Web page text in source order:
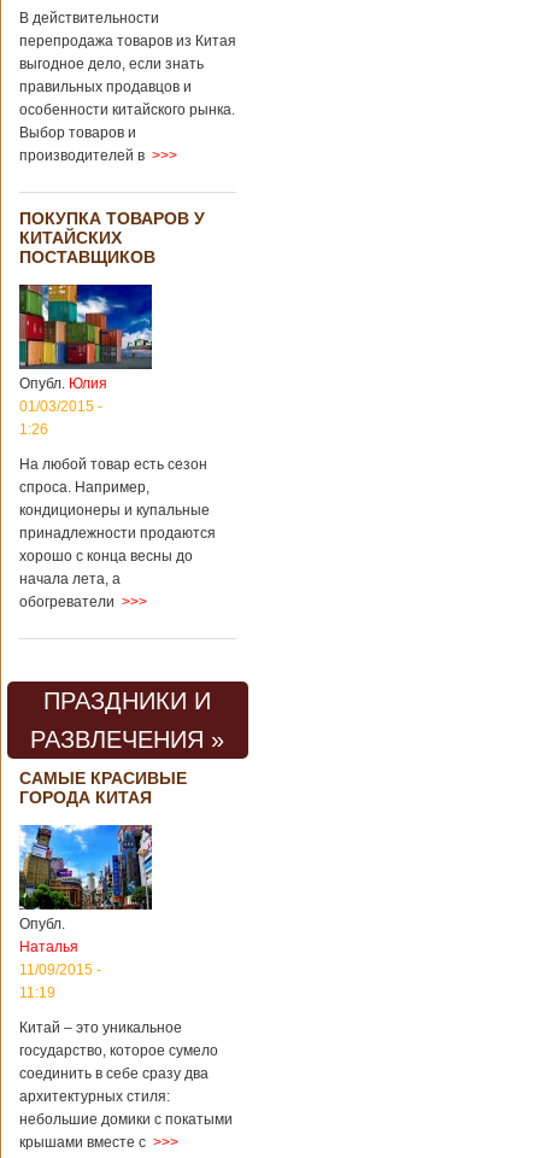
В действительности
перепродажа товаров из Китая
выгодное дело, если знать
правильных продавцов и
особенности китайского рынка.
Выбор товаров и
производителей в >>>
ПОКУПКА ТОВАРОВ У
КИТАЙСКИХ
ПОСТАВЩИКОВ
Опубл. Юлия
01/03/2015 -
1:26
На любой товар есть сезон
спроса. Например,
кондиционеры и купальные
принадлежности продаются
хорошо с конца весны до
начала лета, а
обогреватели >>>
ПРАЗДНИКИ И
РАЗВЛЕЧЕНИЯ »
САМЫЕ КРАСИВЫЕ
ГОРОДА КИТАЯ
Опубл.
Наталья
11/09/2015 -
11:19
Китай – это уникальное
государство, которое сумело
соединить в себе сразу два
архитектурных стиля:
небольшие домики с покатыми
крышами вместе с >>>